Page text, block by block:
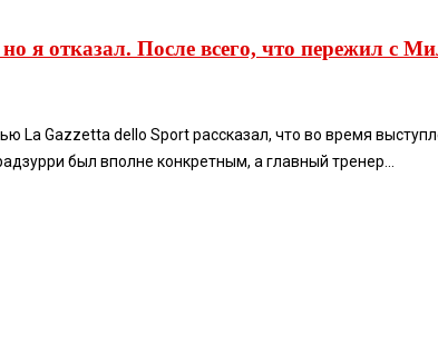
я отказал. После всего, что пережил с
Gazzetta dello Sport рассказал, что во время
был вполне конкретным, а главный тренер...